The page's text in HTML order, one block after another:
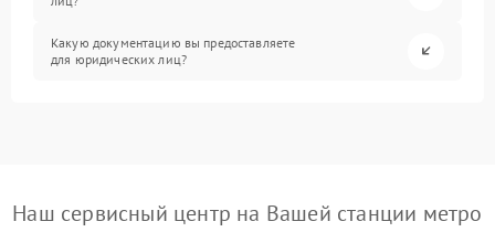
Какую документацию вы предоставляете
для юридических лиц?
Наш сервисный центр на Вашей станции метро